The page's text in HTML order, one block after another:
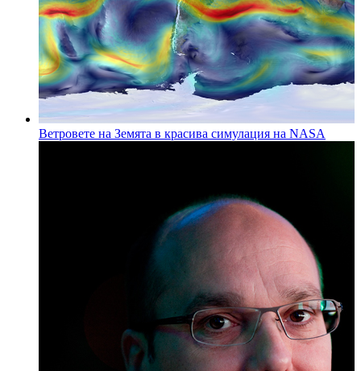
Ветровете на Земята в красива симулация на NASA